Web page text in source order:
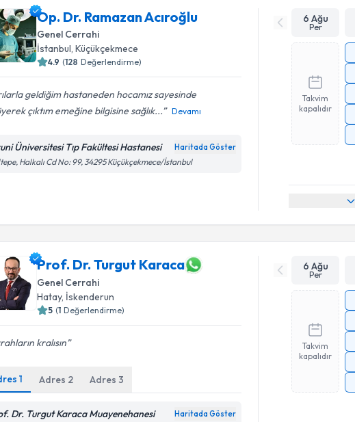
Op. Dr. Ramazan Acıroğlu
Genel Cerrahi
İstanbul, Küçükçekmece
4.9 (128 Değerlendirme)
geldiğim hastaneden hocamız sayesinde
çıktım emeğine bilgisine sağlık...
Devamı
Üniversitesi Tıp Fakültesi Hastanesi Haritada Göster
Halkalı Cd No: 99, 34295 Küçükçekmece/İstanbul
6 Ağu
Per
Takvim
kapalıdır
Prof. Dr. Turgut Karaca
Genel Cerrahi
Hatay, İskenderun
5 (1 Değerlendirme)
kralısın
1 Adres 2 Adres3
Dr. Turgut Karaca Muayenehanesi Haritada Göster
6 Ağu
Per
Takvim
kapalıdır